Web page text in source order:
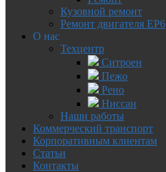
Кузовной ремонт
Ремонт двигателя EP6
О нас
Техцентр
Ситроен
Пежо
Рено
Ниссан
Наши работы
Коммерческий транспорт
Корпоративным клиентам
Статьи
Контакты